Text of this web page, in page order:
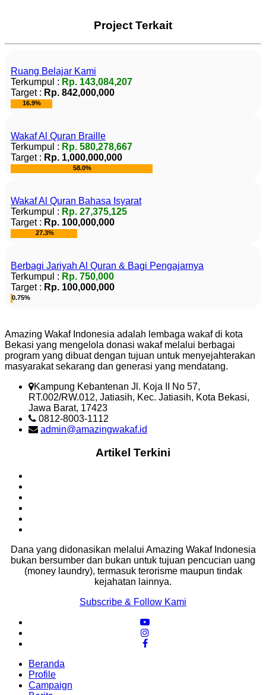
Titi Hasmawati
Donasi Rp 150.000
Rabu, 01 October 2025
Donasi Rp50.000
Jumat, 26 September 2025
Relawan : Andri Noviandy
Hesti Nur Lestari
Tika Wulan Sari
Donasi Rp100.000
Jumat, 19 September 2025
Relawan : Tika Wulan Sari
Donasi
Jumat, 29 August 2025
Puteri Kalina
Soerjo Harjo Seto
DonasiRp100.000
Jumat, 29 August 2025
Project Terkait
Ruang Belajar Kami
Terkumpul : Rp. 143,084,207
Target : Rp. 842,000,000
16.9%
Wakaf Al Quran Braille
Terkumpul : Rp. 580,278,667
Target : Rp. 1,000,000,000
58.0%
Wakaf Al Quran Bahasa Isyarat
Terkumpul : Rp. 27,375,125
Target : Rp. 100,000,000
27.3%
Berbagi Jariyah Al Quran & Bagi Pengajarnya
Terkumpul : Rp. 750,000
Target : Rp. 100,000,000
0.75%
Amazing Wakaf Indonesia adalah lembaga wakaf di kota
Bekasi yang mengelola donasi wakaf melalui berbagai
program yang dibuat dengan tujuan untuk menyejahterakan
masyarakat sekarang dan generasi yang mendatang.
Kampung Kebantenan Jl. Koja II No 57,
RT.002/RW.012, Jatiasih, Kec. Jatiasih, Kota Bekasi,
Jawa Barat, 17423
0812-8003-1112
admin@amazingwakaf.id
Artikel Terkini
Dana yang didonasikan melalui Amazing Wakaf Indonesia
bukan bersumber dan bukan untuk tujuan pencucian uang
(money laundry), termasuk terorisme maupun tindak
kejahatan lainnya.
Subscribe & Follow Kami
Beranda
Profile
Campaign